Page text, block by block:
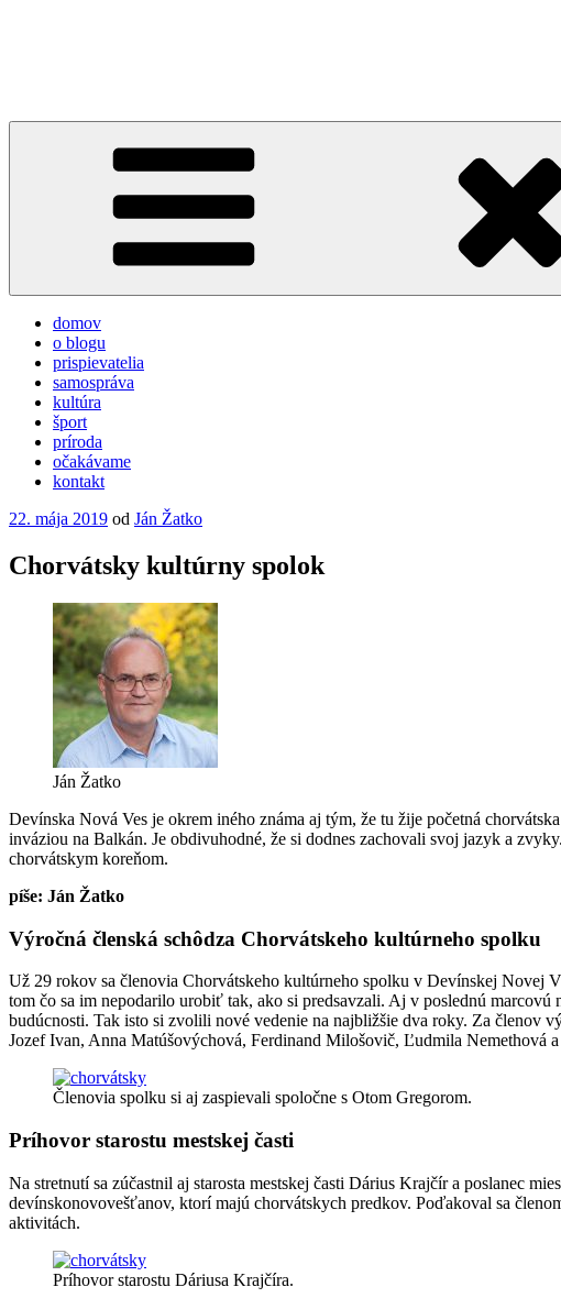
domov
o blogu
prispievatelia
samospráva
kultúra
šport
príroda
očakávame
kontakt
Publikované
22. mája 2019 od Ján Žatko
Chorvátsky kultúrny spolok
Ján Žatko
Devínska Nová Ves je okrem iného známa aj tým, že tu žije početná
inváziou na Balkán. Je obdivuhodné, že si dodnes zachovali svoj jazyk a
chorvátskym koreňom.
píše: Ján Žatko
Výročná členská schôdza Chorvátskeho kultúrneho spolku
Už 29 rokov sa členovia Chorvátskeho kultúrneho spolku v Devínskej Novej
tom čo sa im nepodarilo urobiť tak, ako si predsavzali. Aj v poslednú
budúcnosti. Tak isto si zvolili nové vedenie na najbližšie dva roky. Za
Jozef Ivan, Anna Matúšovýchová, Ferdinand Milošovič, Ľudmila Nemethová
Členovia spolku si aj zaspievali spoločne s Otom Gregorom.
Príhovor starostu mestskej časti
Na stretnutí sa zúčastnil aj starosta mestskej časti Dárius Krajčír a poslanec
devínskonovovešťanov, ktorí majú chorvátskych predkov. Poďakoval sa
aktivitách.
Príhovor starostu Dáriusa Krajčíra.